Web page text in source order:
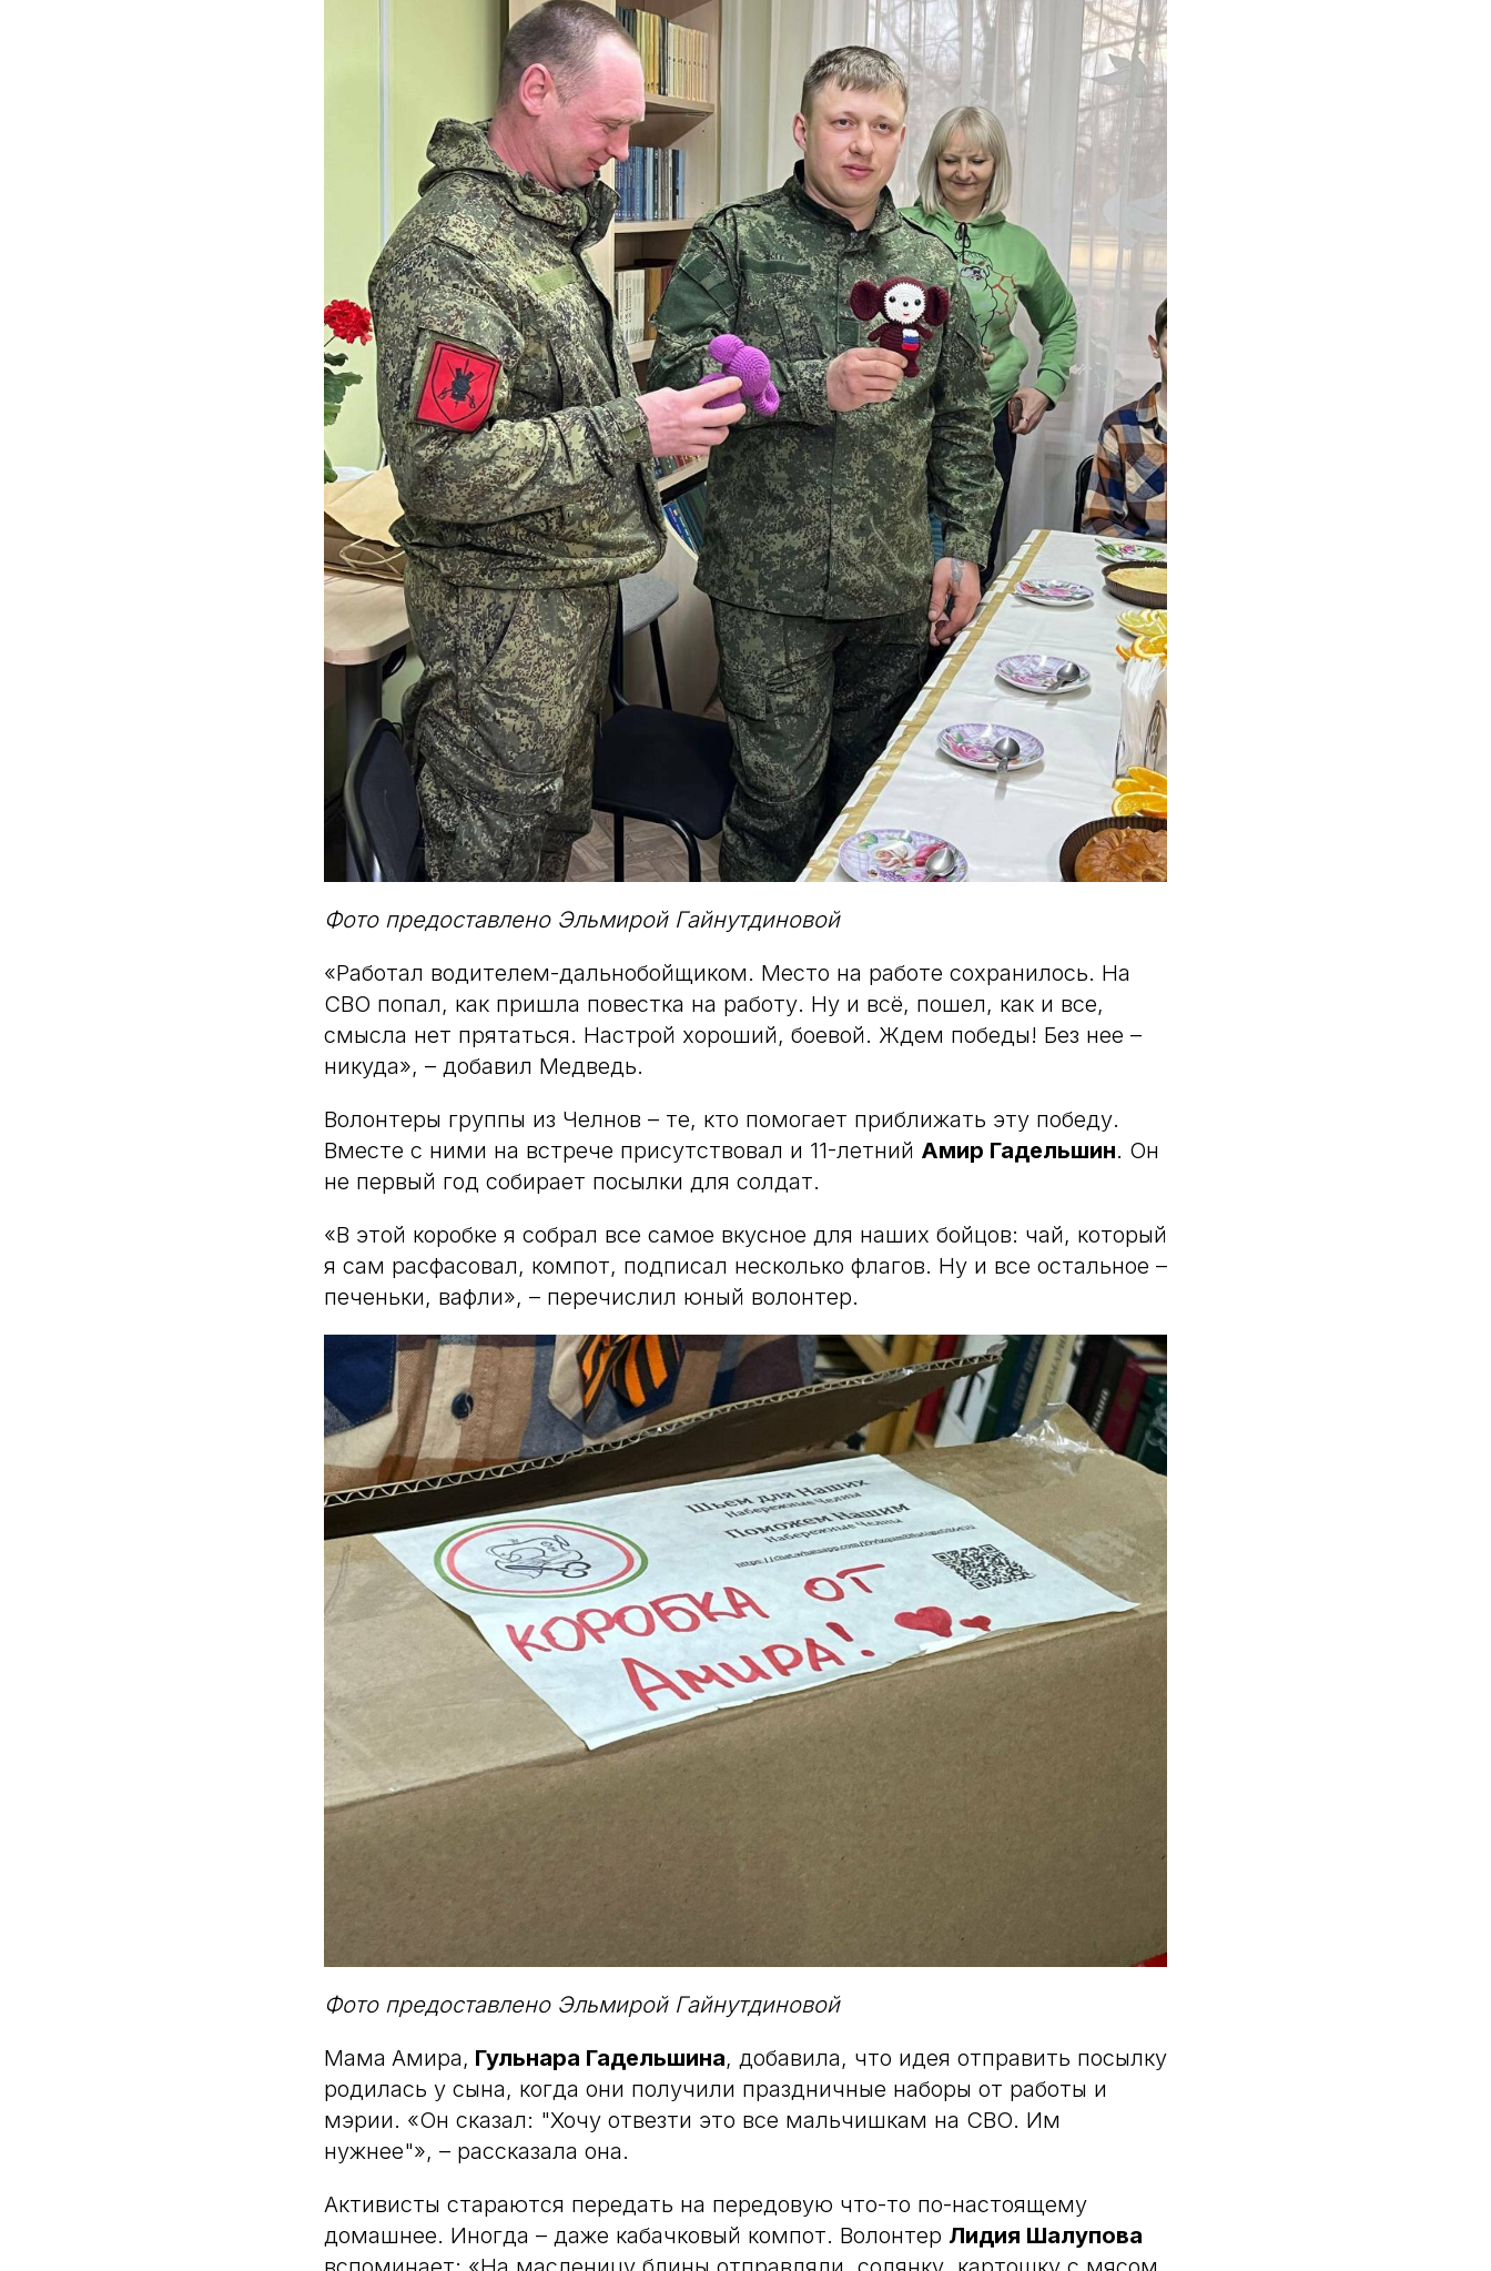
Фото предоставлено Эльмирой Гайнутдиновой
«Работал водителем-дальнобойщиком. Место на работе сохранилось. На
СВО попал, как пришла повестка на работу. Ну и всё, пошел, как и все,
смысла нет прятаться. Настрой хороший, боевой. Ждем победы! Без нее –
никуда», – добавил Медведь.
Волонтеры группы из Челнов – те, кто помогает приближать эту победу.
Вместе с ними на встрече присутствовал и 11-летний Амир Гадельшин. Он
не первый год собирает посылки для солдат.
«В этой коробке я собрал все самое вкусное для наших бойцов: чай, который
я сам расфасовал, компот, подписал несколько флагов. Ну и все остальное –
печеньки, вафли», – перечислил юный волонтер.
Фото предоставлено Эльмирой Гайнутдиновой
Мама Амира, Гульнара Гадельшина, добавила, что идея отправить посылку
родилась у сына, когда они получили праздничные наборы от работы и
мэрии. «Он сказал: "Хочу отвезти это все мальчишкам на СВО. Им
нужнее"», – рассказала она.
Активисты стараются передать на передовую что-то по-настоящему
домашнее. Иногда – даже кабачковый компот. Волонтер Лидия Шалупова